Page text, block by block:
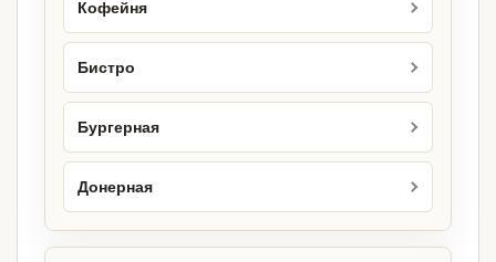
Кофейня
Бистро
Бургерная
Донерная